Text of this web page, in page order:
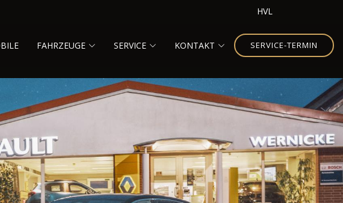
HVL
FAHRZEUGE SERVICE KONTAKT SERVICE-TERMIN